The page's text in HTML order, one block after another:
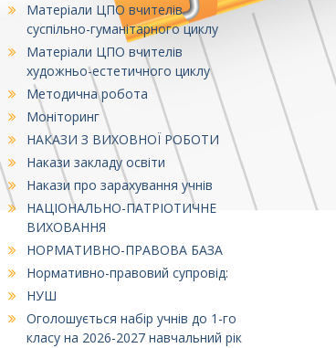
Матеріали ЦПО вчителів
суспільно-гуманітарного циклу
Матеріали ЦПО вчителів
художньо-естетичного циклу
Методична робота
Моніторинг
НАКАЗИ З ВИХОВНОЇ РОБОТИ
Накази закладу освіти
Накази про зарахування учнів
НАЦІОНАЛЬНО-ПАТРІОТИЧНЕ
ВИХОВАННЯ
НОРМАТИВНО-ПРАВОВА БАЗА
Нормативно-правовий супровід:
НУШ
Оголошується набір учнів до 1-го
класу на 2026-2027 навчальний рік